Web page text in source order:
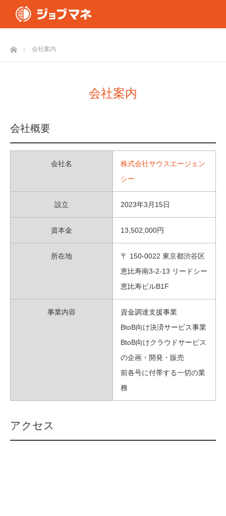
ホーム会社案内
会社案内
会社概要
会社名
株式会社サウスエージェン
シー
設立 2023年3月15日
資本金 13,502,000円
所在地
〒 150-0022 東京都渋谷区
恵比寿南3-2-13 リードシー
恵比寿ビルB1F
事業内容
資金調達支援事業
BtoB向け決済サービス事業
BtoB向けクラウドサービス
の企画・開発・販売
前各号に付帯する一切の業
務
アクセス